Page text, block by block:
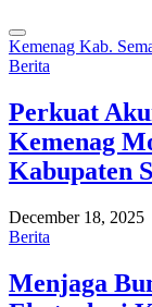
Kemenag Kab.
Berita
Perkuat
Kemenag
Kabupaten
December 18, 2025
Berita
Menjaga